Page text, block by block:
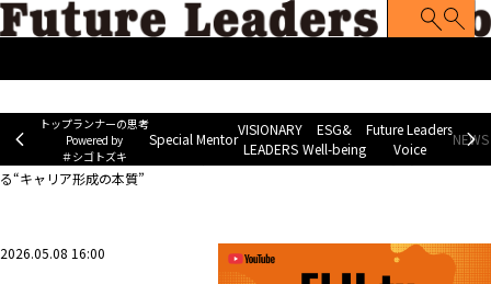
トップランナーの思考
Powered by
＃シゴトズキ
Special Mentor
VISIONARY
LEADERS
ESG&
Well-being
Future Leaders
Voice
脱力就活まがじん。
「安定」よりも「没頭できるか」…連続起業家が考え
る“キャリア形成の本質”
2026.05.08 16:00